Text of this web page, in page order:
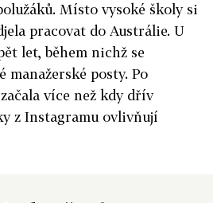
Místo vysoké školy si
pracovat do Austrálie. U
let, během nichž se
manažerské posty. Po
více než kdy dřív
z Instagramu ovlivňují